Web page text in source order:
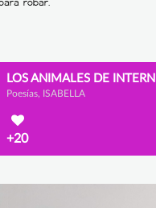
LOS ANIMALES DE
Poesías, ISABELLA
+20